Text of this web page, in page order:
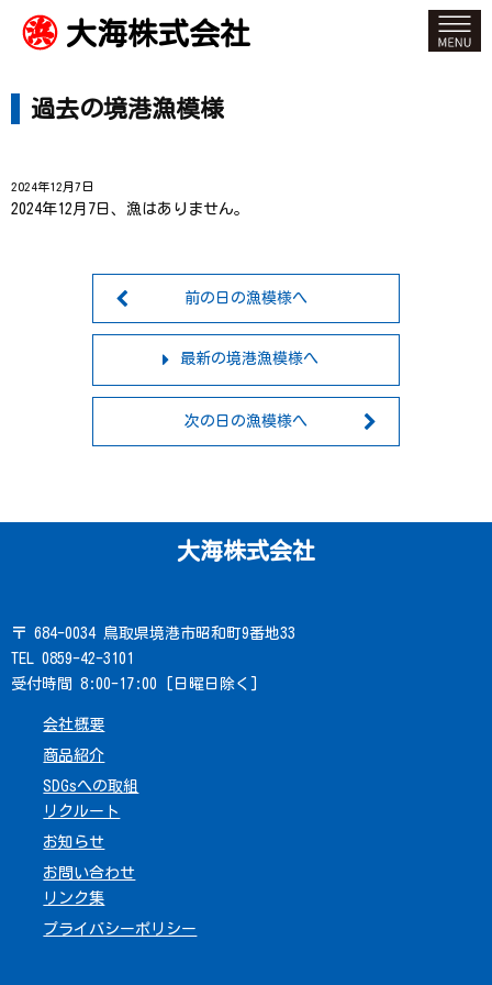
大海株式会社
過去の境港漁模様
2024年12月7日
2024年12月7日、漁はありません。
前の日の漁模様へ
最新の境港漁模様へ
次の日の漁模様へ
大海株式会社
〒 684-0034 鳥取県境港市昭和町9番地33
TEL 0859-42-3101
受付時間 8:00-17:00 [日曜日除く]
会社概要
商品紹介
SDGsへの取組
リクルート
お知らせ
お問い合わせ
リンク集
プライバシーポリシー